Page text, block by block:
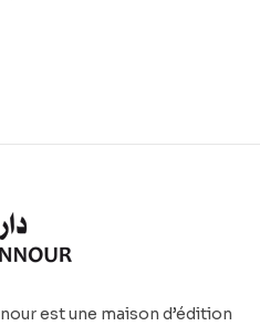
est une maison d’édition